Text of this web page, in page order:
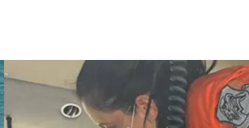
Comunicação